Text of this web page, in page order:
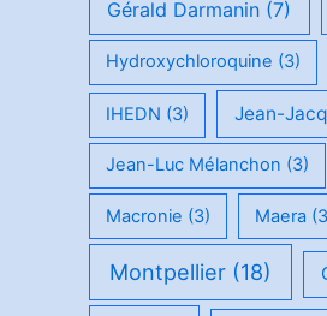
Gérald Darmanin (7)
Hydroxychloroquine (3)
IHEDN (3) Jean-
Jean-Luc Mélanchon (3)
Macronie (3) Maera
Montpellier(18)